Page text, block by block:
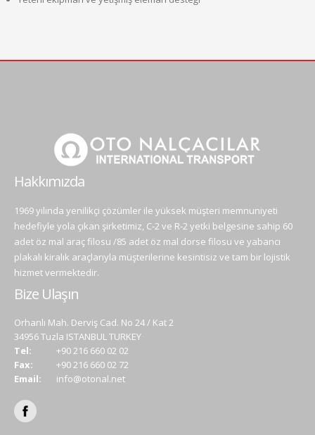
Hakkımızda
1969 yılında yenilikçi çözümler ile yüksek müşteri memnuniyeti
hedefiyle yola çıkan şirketimiz, C-2 ve R-2 yetki belgesine sahip 60
adet öz mal araç filosu /85 adet öz mal dorse filosu ve yabancı
plakalı kiralık araçlarıyla müşterilerine kesintisiz ve tam bir lojistik
hizmet vermektedir.
Bize Ulaşın
Orhanlı Mah. Derviş Cad. No 24 / Kat 2
34956 Tuzla ISTANBUL TURKEY
Tel:
+90 216 660 02 02
Fax:
+90 216 660 02 72
Email:
info@otonal.net